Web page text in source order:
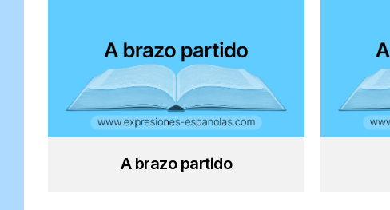
A brazo partido